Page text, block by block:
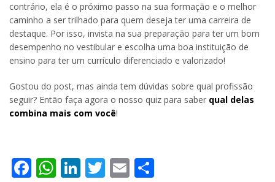
contrário, ela é o próximo passo na sua formação e o melhor
caminho a ser trilhado para quem deseja ter uma carreira de
destaque. Por isso, invista na sua preparação para ter um bom
desempenho no vestibular e escolha uma boa instituição de
ensino para ter um currículo diferenciado e valorizado!
Gostou do post, mas ainda tem dúvidas sobre qual profissão
seguir? Então faça agora o nosso quiz para saber qual delas
combina mais com você!
Facebook
WhatsApp
LinkedIn
Twitter
Email